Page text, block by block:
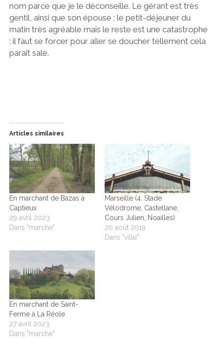
nom parce que je le déconseille. Le gérant est très
gentil, ainsi que son épouse ; le petit-déjeuner du
matin très agréable mais le reste est une catastrophe
: il faut se forcer pour aller se doucher tellement cela
paraît sale.
Articles similaires
En marchant de Bazas à
Captieux
29 avril 2023
Dans "marche"
Marseille (4. Stade
Vélodrome, Castellane,
Cours Julien, Noailles)
20 août 2019
Dans "ville"
En marchant de Saint-
Ferme à La Réole
27 avril 2023
Dans "marche"